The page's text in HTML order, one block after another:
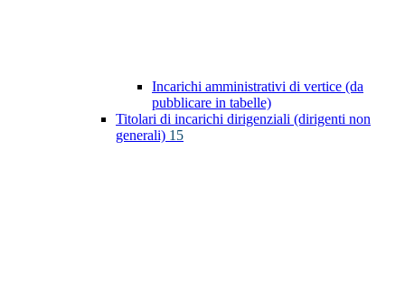
Incarichi amministrativi di vertice (da
pubblicare in tabelle)
Titolari di incarichi dirigenziali (dirigenti non
generali) 15